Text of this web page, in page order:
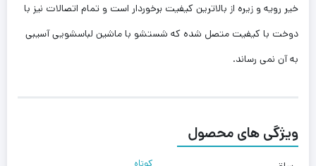
خیر رویه و زیره از بالاترین کیفیت برخوردار است و تمام اتصالات نیز با
دوخت با کیفیت متصل شده که شستشو با ماشین لباسشویی آسیبی
به آن‌ نمی رساند.
ویژگی های محصول
کوتاه